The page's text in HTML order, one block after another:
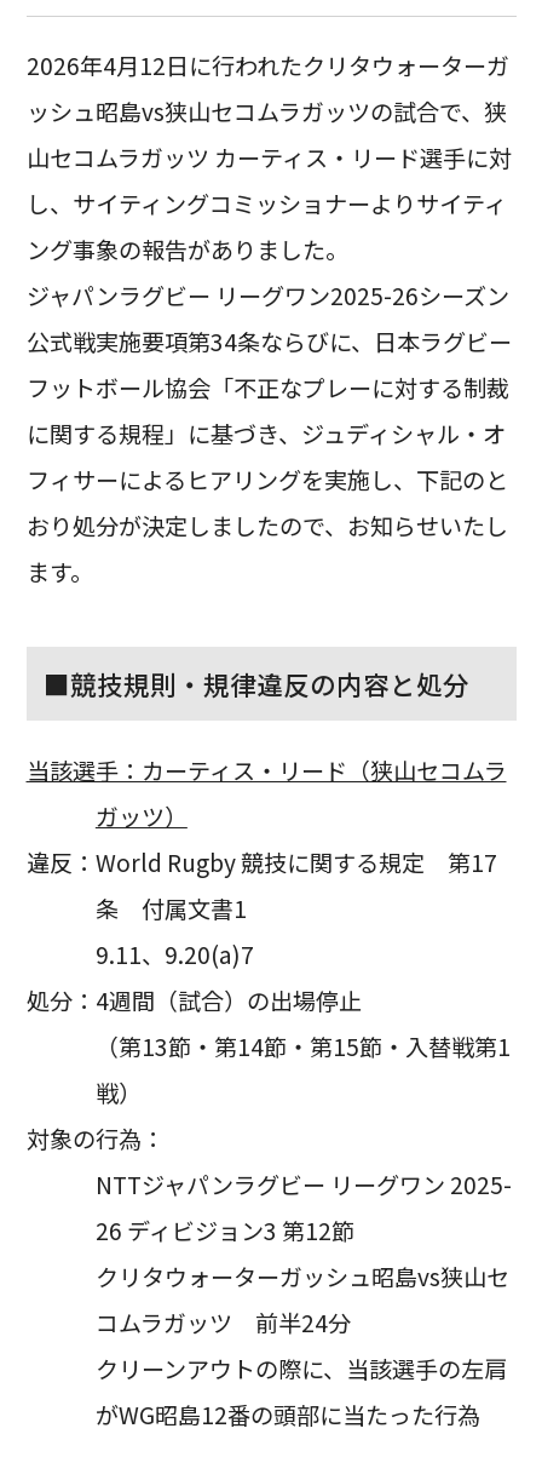
2026年4月12日に行われたクリタウォーターガ
ッシュ昭島vs狭山セコムラガッツの試合で、狭
山セコムラガッツ カーティス・リード選手に対
し、サイティングコミッショナーよりサイティ
ング事象の報告がありました。
ジャパンラグビー リーグワン2025-26シーズン
公式戦実施要項第34条ならびに、日本ラグビー
フットボール協会「不正なプレーに対する制裁
に関する規程」に基づき、ジュディシャル・オ
フィサーによるヒアリングを実施し、下記のと
おり処分が決定しましたので、お知らせいたし
ます。
■競技規則・規律違反の内容と処分
当該選手：カーティス・リード（狭山セコムラ
ガッツ）
違反：World Rugby 競技に関する規定 第17
条 付属文書1
9.11、9.20(a)7
処分：4週間（試合）の出場停止
（第13節・第14節・第15節・入替戦第1
戦）
対象の行為：
NTTジャパンラグビー リーグワン 2025-
26 ディビジョン3 第12節
クリタウォーターガッシュ昭島vs狭山セ
コムラガッツ 前半24分
クリーンアウトの際に、当該選手の左肩
がWG昭島12番の頭部に当たった行為